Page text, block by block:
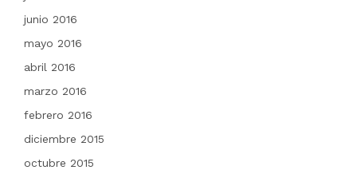
junio 2016
mayo 2016
abril 2016
marzo 2016
febrero 2016
diciembre 2015
octubre 2015